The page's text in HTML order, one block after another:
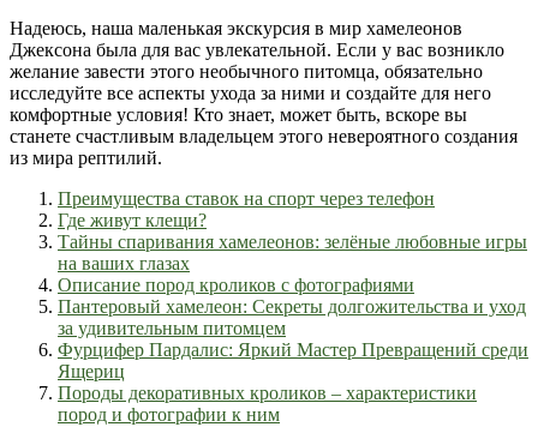
Надеюсь, наша маленькая экскурсия в мир хамелеонов
Джексона была для вас увлекательной. Если у вас возникло
желание завести этого необычного питомца, обязательно
исследуйте все аспекты ухода за ними и создайте для него
комфортные условия! Кто знает, может быть, вскоре вы
станете счастливым владельцем этого невероятного создания
из мира рептилий.
Преимущества ставок на спорт через телефон
Где живут клещи?
Тайны спаривания хамелеонов: зелёные любовные игры
на ваших глазах
Описание пород кроликов с фотографиями
Пантеровый хамелеон: Секреты долгожительства и уход
за удивительным питомцем
Фурцифер Пардалис: Яркий Мастер Превращений среди
Ящериц
Породы декоративных кроликов – характеристики
пород и фотографии к ним